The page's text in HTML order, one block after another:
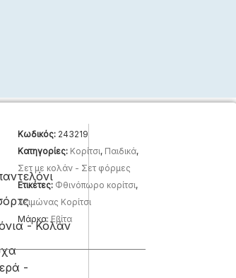
- Κολάν
-
Κωδικός: 243219
Κατηγορίες: Κορίτσι, Παιδικά,
Σετ με κολάν - Σετ φόρμες
Ετικέτες: Φθινόπωρο κορίτσι,
Χειμώνας Κορίτσι
Μάρκα: Eβίτα